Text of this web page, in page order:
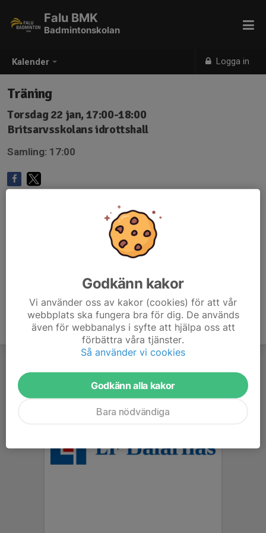
Kalender Logga in
Falu BMK
Badmintonskolan
Träning
Torsdag 22 jan, 17:00-18:00
Britsarvsskolans idrottshall
Samling: 17:00
Godkänn kakor
Vi använder oss av kakor (cookies) för att vår
webbplats ska fungera bra för dig. De används
även för webbanalys i syfte att hjälpa oss att
förbättra våra tjänster.
Så använder vi cookies
Godkänn alla kakor
Bara nödvändiga